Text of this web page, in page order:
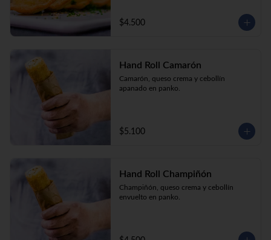
$4.500
Hand Roll Camarón
Camarón, queso crema y cebollín
apanado en panko.
$5.100
Hand Roll Champiñón
Champiñón, queso crema y cebollín
envuelto en panko.